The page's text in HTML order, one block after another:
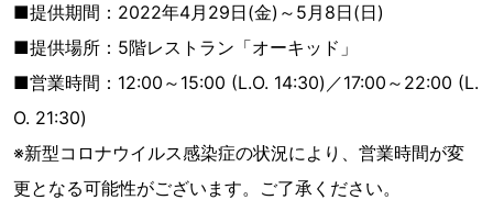
■提供期間：2022年4月29日(金)～5月8日(日)
■提供場所：5階レストラン「オーキッド」
■営業時間：12:00～15:00 (L.O. 14:30)／17:00～22:00 (L.
O. 21:30)
※新型コロナウイルス感染症の状況により、営業時間が変
更となる可能性がございます。ご了承ください。